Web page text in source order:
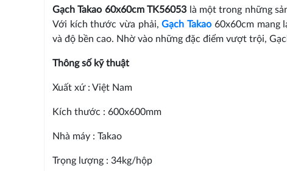
Gạch Takao 60x60cm TK56053 là một trong những
Với kích thước vừa phải,Gạch Takao 60x60cm mang
và độ bền cao. Nhờ vào những đặc điểm vượt trội,
Thông số kỹ thuật
Xuất xứ : Việt Nam
Kích thước : 600x600mm
Nhà máy : Takao
Trọng lượng : 34kg/hộp